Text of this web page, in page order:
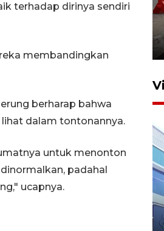
terhadap dirinya sendiri
membandingkan
berharap bahwa
dalam tontonannya.
untuk menonton
padahal
ucapnya.
SPT Tahunan di